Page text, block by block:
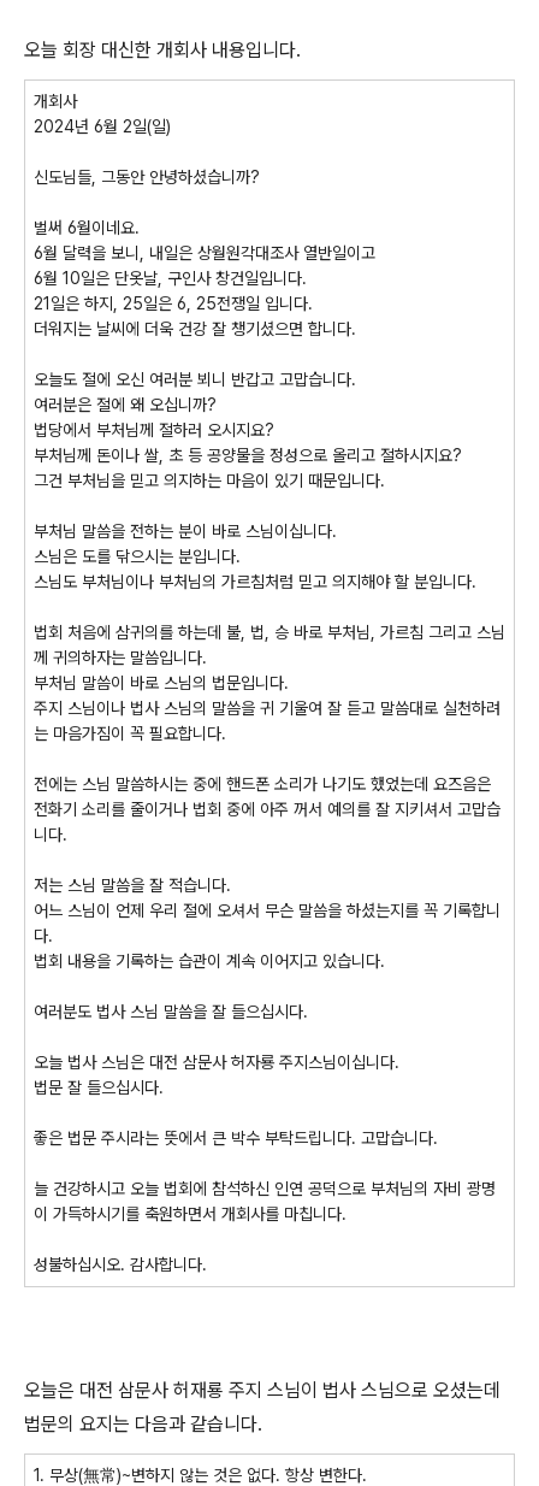
오늘 회장 대신한 개회사 내용입니다.
개회사
2024년 6월 2일(일)
신도님들 그동안 안녕하셨습니까?
벌써 6월이네요.
6월 달력을 보니
내일은 상월원각대조사 열반일이고
6월 10일은 단옷날 구인사 창건일입니다.
21 일은 하지 , 25일은 6, 25전쟁일 입니다.
더워지는 날씨에 더욱 건강 잘 챙기셨으면 합니다.
오늘도 절에 오신 여러분 뵈니 반갑고 고맙습니다.
여러분은 절에 왜 오십니까?
법당에서 부처님께 절하러 오시지요?
부처님께 돈이나 쌀 초 등 공양물을 정성으로 올리고 절하시지요?
그건 부처님을 믿고 의지하는 마음이 있기 때문입니다.
부처님 말씀을 전하는 분이 바로 스님이십니다.
스님은 도를 닦으시는 분입니다.
스님도 부처님이나 부처님의 가르침처럼 믿고 의지해야 할 분입니다.
법회 처음에 삼귀의를 하는데 불 법 승 바로 부처님
가르침 그리고 스님
께 귀의하자는 말씀입니다.
부처님 말씀이 바로 스님의 법문입니다.
주지 스님이나 법사 스님의 말씀을 귀 기울여 잘 듣고 말씀대로 실천하려
는 마음가짐이 꼭 필요합니다.
전에는 스님 말씀하시는 중에 핸드폰 소리가 나기도 했었는데 요즈음은
전화기 소리를 줄이거나 법회 중에 아주 꺼서 예의를 잘 지키셔서 고맙습
니다.
저는 스님 말씀을 잘 적습니다.
어느 스님이 언제 우리 절에 오셔서 무슨 말씀을 하셨는지를 꼭 기록합니
다.
법회 내용을 기록하는 습관이 계속 이어지고 있습니다.
여러분도 법사 스님 말씀을 잘 들으십시다.
오늘 법사 스님은 대전 삼문사 허자룡 주지스님이십니다.
법문 잘 들으십시다.
좋은 법문 주시라는 뜻에서 큰 박수 부탁드립니다. 고맙습니다.
늘 건강하시고 오늘 법회에 참석하신 인연 공덕으로 부처님의 자비 광명
이 가득하시기를 축원하면서 개회사를 마칩니다.
성불하십시오. 감사합니다.
오늘은 대전 삼문사 허재룡 주지 스님이 법사 스님으로 오셨는데
법문의 요지는 다음과 같습니다.
1. 무상(無常)~변하지 않는 것은 없다. 항상 변한다.